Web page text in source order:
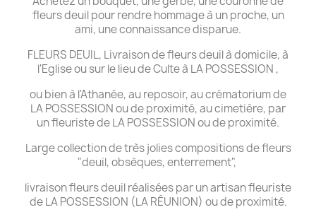
fleurs deuil pour rendre hommage à un proche, un
ami, une connaissance disparue.
FLEURS DEUIL, Livraison de fleurs deuil à domicile, à
l'Eglise ou sur le lieu de Culte à LA POSSESSION ,
ou bien à l'Athanée, au reposoir, au crématorium de
LA POSSESSION ou de proximité, au cimetière, par
un fleuriste de LA POSSESSION ou de proximité.
Large collection de très jolies compositions de fleurs
"deuil, obsèques, enterrement",
livraison fleurs deuil réalisées par un artisan fleuriste
de LA POSSESSION (LA RÉUNION) ou de proximité.